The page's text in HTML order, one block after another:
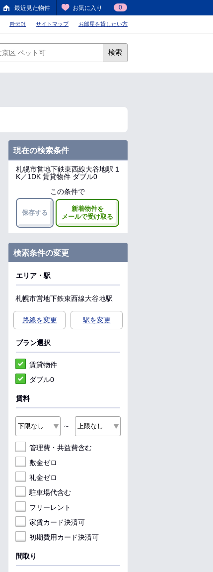
最近見た物件 お気に入り 0
한국어 サイトマップ お部屋を貸したい方
検索
現在の検索条件
札幌市営地下鉄東西線大谷地駅 1
K／1DK 賃貸物件 ダブル0
この条件で
保存する
新着物件を
メールで受け取る
検索条件の変更
エリア・駅
札幌市営地下鉄東西線大谷地駅
路線を変更 駅を変更
プラン選択
賃貸物件
ダブル0
賃料
～
管理費・共益費含む
敷金ゼロ
礼金ゼロ
駐車場代含む
フリーレント
家賃カード決済可
初期費用カード決済可
間取り